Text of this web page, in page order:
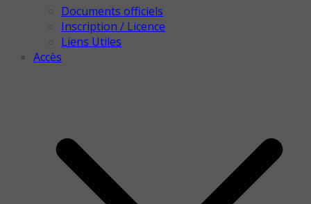
Documents officiels
Inscription / Licence
Liens Utiles
Accès